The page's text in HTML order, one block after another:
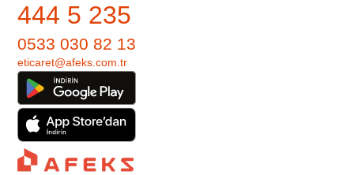
444 5 235
0533 030 82 13
eticaret@afeks.com.tr